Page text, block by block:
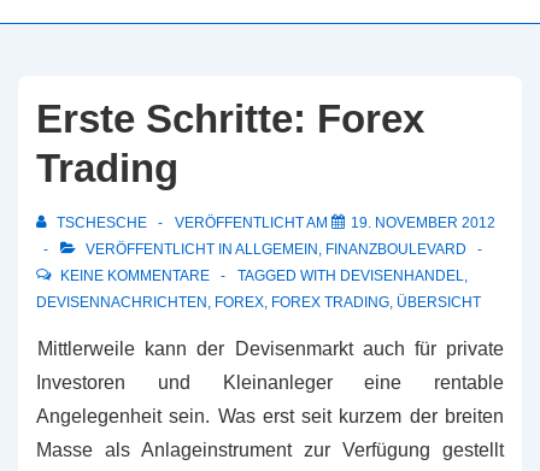
Erste Schritte: Forex
Trading
TSCHESCHE VERÖFFENTLICHT AM
19. NOVEMBER 2012
VERÖFFENTLICHT IN ALLGEMEIN, FINANZBOULEVARD
KEINE KOMMENTARE
TAGGED WITH DEVISENHANDEL,
DEVISENNACHRICHTEN, FOREX, FOREX TRADING, ÜBERSICHT
Mittlerweile kann der Devisenmarkt auch für private
Investoren und Kleinanleger eine rentable
Angelegenheit sein. Was erst seit kurzem der breiten
Masse als Anlageinstrument zur Verfügung gestellt